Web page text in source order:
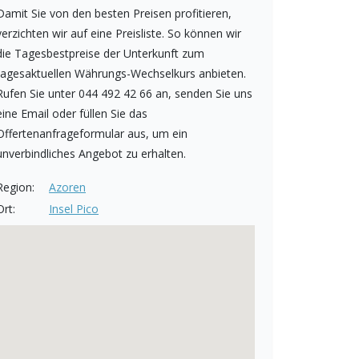
Sie von den besten Preisen profitieren,
wir auf eine Preisliste. So können wir
Tagesbestpreise der Unterkunft zum
Währungs-Wechselkurs anbieten.
Sie unter 044 492 42 66 an, senden Sie uns
Email oder füllen Sie das
aus, um ein
Angebot zu erhalten.
Azoren
Insel Pico